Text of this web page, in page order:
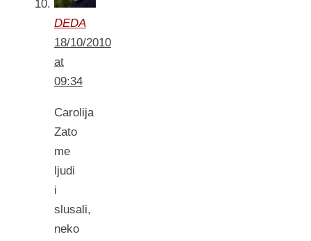
DEDA
18/10/2010
at
09:34
Carolija
Zato
me
ljudi
i
slusali,
neko